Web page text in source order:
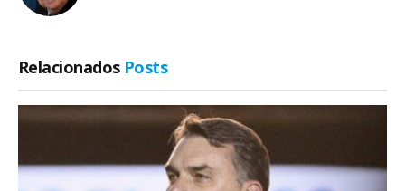
Relacionados Posts